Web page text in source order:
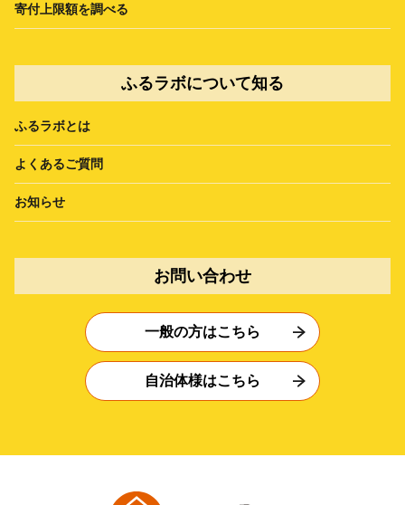
寄付上限額を調べる
ふるラボについて知る
ふるラボとは
よくあるご質問
お知らせ
お問い合わせ
一般の方はこちら
自治体様はこちら